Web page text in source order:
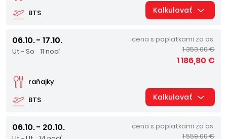
BTS Kalkulovať
06.10. - 17.10.
Ut - So 11 nocí
BTS
raňajky
cena s poplatkami za os.
1 353,00 €
1 186,80 €
Kalkulovať
06.10. - 20.10.
cena s poplatkami za os.
1 559,00 €